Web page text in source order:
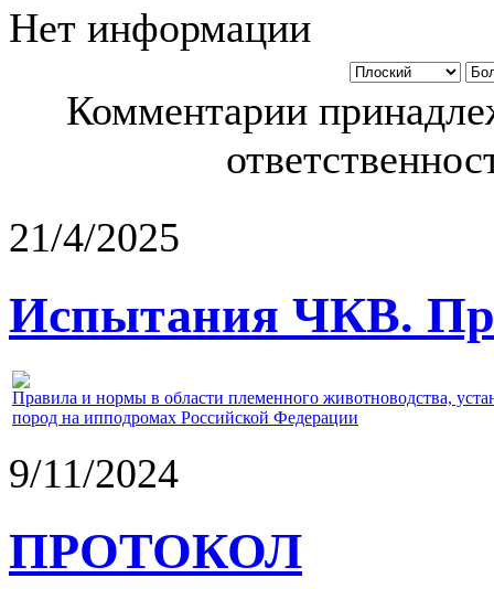
Нет информации
Комментарии
21/4/2025
Испытания ЧКВ.
Правила и нормы в области племенного животноводства,
пород на ипподромах Российской Федерации
9/11/2024
ПРОТОКОЛ